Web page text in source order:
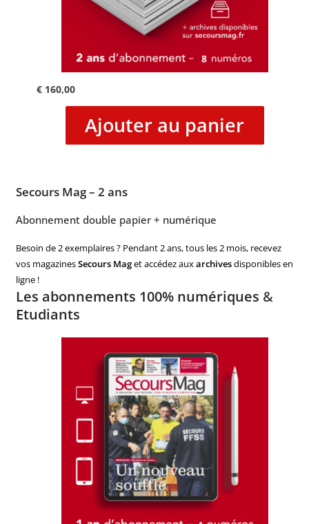
€160,00
Ajouter au panier
Secours Mag – 2 ans
Abonnement double papier + numérique
Besoin de 2 exemplaires ? Pendant 2 ans, tous les 2 mois, recevez
vos magazinesSecours Maget accédez auxarchivesdisponibles en
ligne !
Les abonnements 100% numériques &
Etudiants